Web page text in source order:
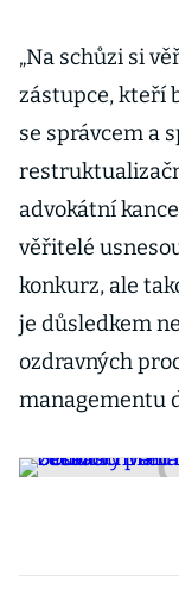
„Na schůzi si
zástupce, kteří
se správcem a
advokátní
věřitelé
konkurz, ale
je důsledkem
ozdravných
managementu